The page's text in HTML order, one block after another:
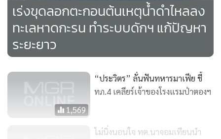
ผู้ว่าราชการจังหวัดภูเก็ต นายนรภัทร ปลอดทอง ได้เรียกเทศบาล
เมืองป่าตอง และหน่วยงานที่เกี่ยวข้องทั้งหมดประชุมหารือถึง
ปัญหา และแนวทางการแก้ไข ได้ข้อสรุปที่ชัดเจนว่า น้ำเสียสีดำที่
ไหลลงทะเลเกิดจากตะกอนในท้องคลองปากบาง ที่หมักหมมเป็น
เวลานาน เนื่องจากไม่ได้มีการขุดลอกมาเป็นเวลา 2 ปี จากที่
เทศบาลเมืองป่าตอง ไม่สามารถตั้งงบประมาณขุดลอกตะกอน
เหมือนที่ผ่านๆ มาได้ เนื่องจากกรมโยธาธิการและผังเมือง ได้
จัดสรรงบประมาณเกือบ 400 ล้านบาท ดำเนินโครงการแก้
เร่งขุดลอกตะกอนต้นเหตุน้ำดำไหลลง
ทะเลหาดกะรน ทำระบบดักฯ แก้ปัญหา
ระยะยาว
1,569
“ประวิตร” ลั่นฟันทหารมาเฟีย ชี้
ทภ.4 เคลียร์เจ้าของโรงแรมป่าตองฯ
ไม่นิ่งนอนใจ ทต.นาจอมเทียนนำ